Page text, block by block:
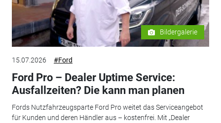
Bildergalerie
15.07.2026 #Ford
Ford Pro – Dealer Uptime Service:
Ausfallzeiten? Die kann man planen
Fords Nutzfahrzeugsparte Ford Pro weitet das Serviceangebot
für Kunden und deren Händler aus – kostenfrei. Mit „Dealer